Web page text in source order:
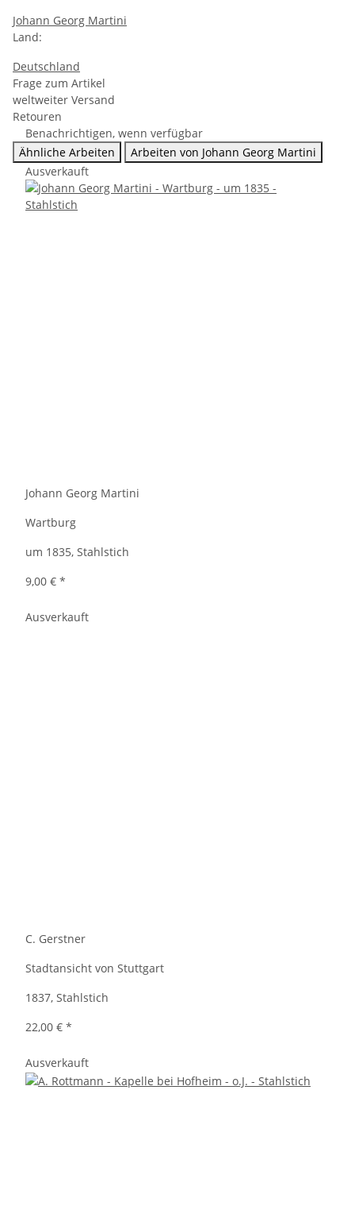
Johann Georg Martini
Land:
Deutschland
Frage zum Artikel
weltweiter Versand
Retouren
Benachrichtigen, wenn verfügbar
Ähnliche Arbeiten
Arbeiten von Johann Georg Martini
Ausverkauft
Johann Georg Martini
Wartburg
um 1835, Stahlstich
9,00 € *
Ausverkauft
C. Gerstner
Stadtansicht von Stuttgart
1837, Stahlstich
22,00 € *
Ausverkauft